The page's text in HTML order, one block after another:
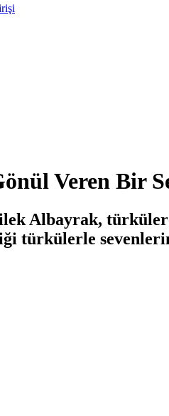
Veren Bir
Albayrak,
türkülerle